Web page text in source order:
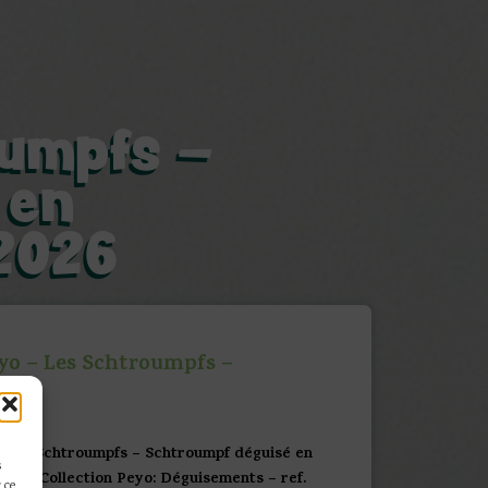
–
– Les Schtroumpfs –
Les Schtroumpfs – Schtroumpf déguisé en
– Collection Peyo: Déguisements – ref.